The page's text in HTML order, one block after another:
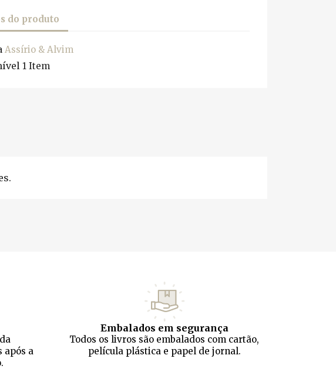
do produto
Assírio & Alvim
1 Item
após a
Embalados em segurança
Todos os livros são embalados com cartão,
película plástica e papel de jornal.